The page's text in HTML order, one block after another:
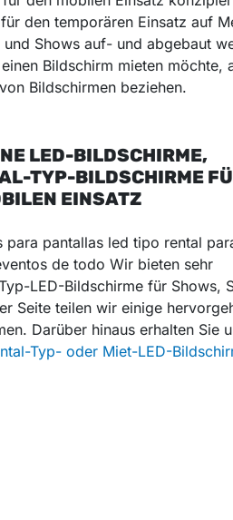
den temporären Einsatz auf
Shows auf- und abgebaut
Bildschirm mieten möchte,
Bildschirmen beziehen.
LED-BILDSCHIRME,
TYP-BILDSCHIRME
EINSATZ
pantallas led tipo rental
de todo Wir bieten sehr
LED-Bildschirme für Shows,
Seite teilen wir einige
Darüber hinaus erhalten Sie
Typ- oder Miet-LED-